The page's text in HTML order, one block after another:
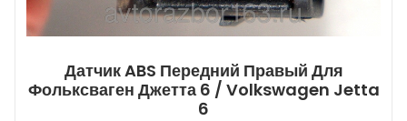
Датчик ABS Передний Правый Для
Фольксваген Джетта 6 / Volkswagen Jetta
6